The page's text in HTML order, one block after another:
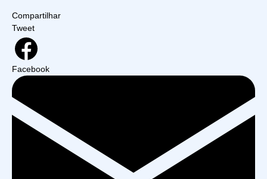
Compartilhar
Tweet
Facebook